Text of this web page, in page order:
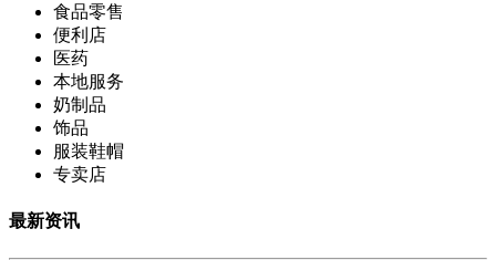
食品零售
便利店
医药
本地服务
奶制品
饰品
服装鞋帽
专卖店
最新资讯